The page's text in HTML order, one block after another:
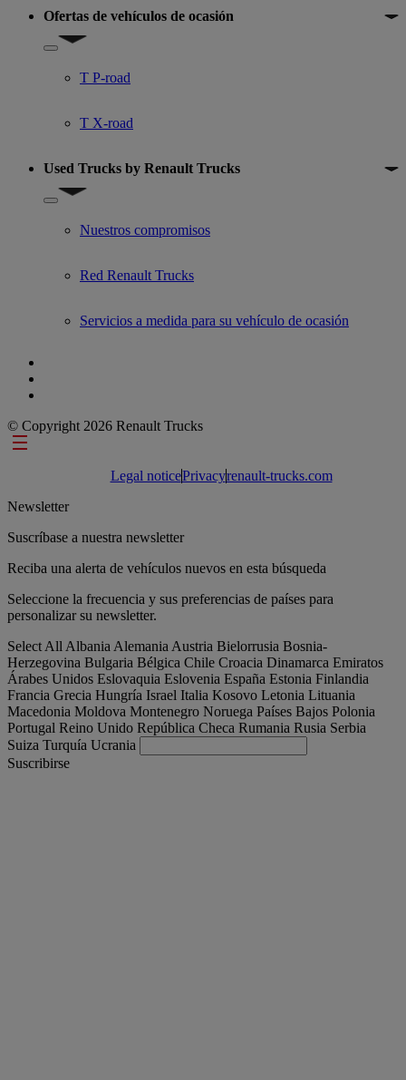
Ofertas de vehículos de ocasión
Show submenu for Ofertas de vehículos de ocasión
T P-road
T X-road
Used Trucks by Renault Trucks
Show submenu for Used Trucks by Renault Trucks
Nuestros compromisos
Red Renault Trucks
Servicios a medida para su vehículo de ocasión
© Copyright 2026 Renault Trucks
Footer links
Legal noticePrivacyrenault-trucks.com
Newsletter
Suscríbase a nuestra newsletter
Reciba una alerta de vehículos nuevos en esta búsqueda
Seleccione la frecuencia y sus preferencias de países para
personalizar su newsletter.
Select All Albania Alemania Austria Bielorrusia Bosnia-
Herzegovina Bulgaria Bélgica Chile Croacia Dinamarca Emiratos
Árabes Unidos Eslovaquia Eslovenia España Estonia Finlandia
Francia Grecia Hungría Israel Italia Kosovo Letonia Lituania
Macedonia Moldova Montenegro Noruega Países Bajos Polonia
Portugal Reino Unido República Checa Rumania Rusia Serbia
Suiza Turquía Ucrania
Suscribirse